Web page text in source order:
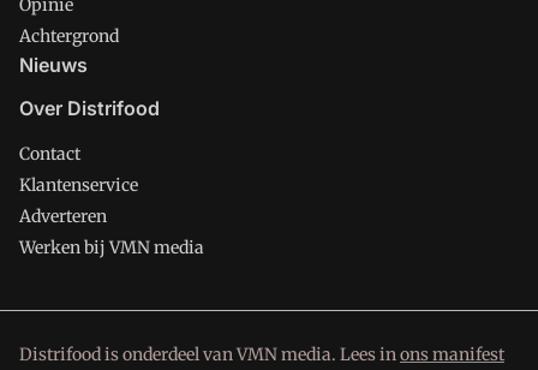
Opinie
Achtergrond
Nieuws
Over Distrifood
Contact
Klantenservice
Adverteren
Werken bij VMN media
Distrifood is onderdeel van VMN media. Lees inons manifest